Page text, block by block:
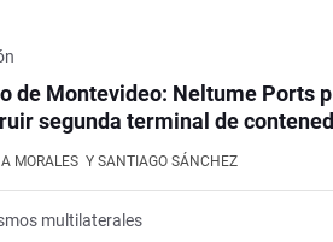
de Montevideo: Neltume Ports
segunda terminal de
MORALES Y SANTIAGO SÁNCHEZ
multilaterales